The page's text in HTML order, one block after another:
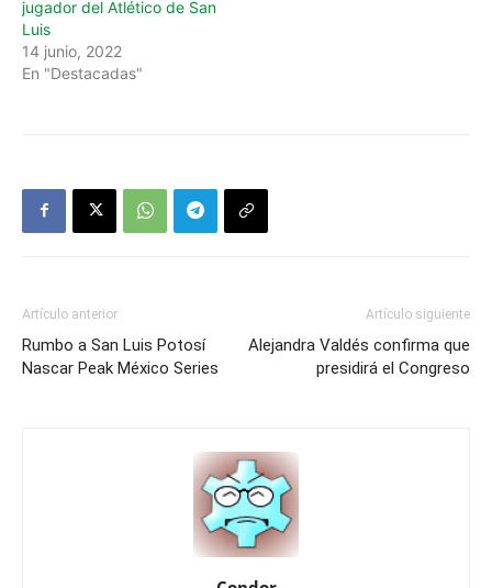
jugador del Atlético de San
Luis
14 junio, 2022
En "Destacadas"
Artículo anterior
Rumbo a San Luis Potosí
Nascar Peak México Series
Artículo siguiente
Alejandra Valdés confirma que
presidirá el Congreso